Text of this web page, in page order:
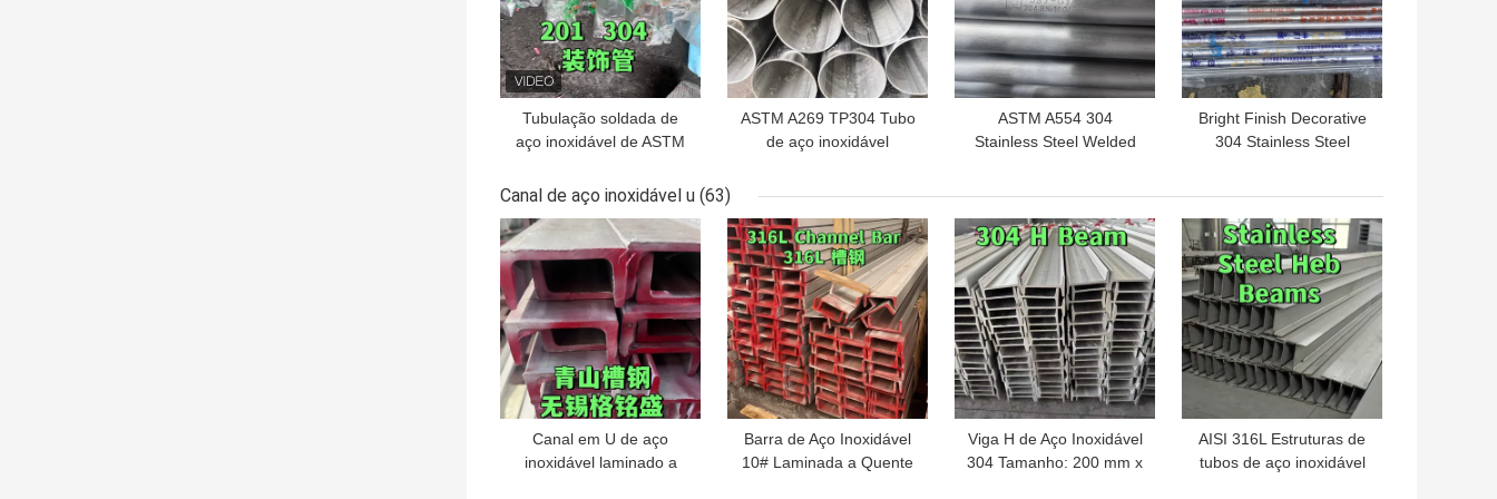
Tubulação soldada de
aço inoxidável de ASTM
usada para cercar a
escada do corrimão
ASTM A269 TP304 Tubo
de aço inoxidável
ASTM A554 304
Stainless Steel Welded
Bright Finish Decorative
304 Stainless Steel
Canal de aço inoxidável u (63)
Canal em U de aço
inoxidável laminado a
MELHOR PREÇO
Barra de Aço Inoxidável
10# Laminada a Quente
MELHOR PREÇO
Viga H de Aço Inoxidável
304 Tamanho: 200 mm x
MELHOR PREÇO
AISI 316L Estruturas de
tubos de aço inoxidável
MELHOR PREÇO